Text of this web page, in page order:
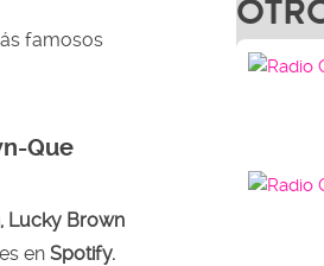
famosos
-Que
Lucky Brown
en Spotify.